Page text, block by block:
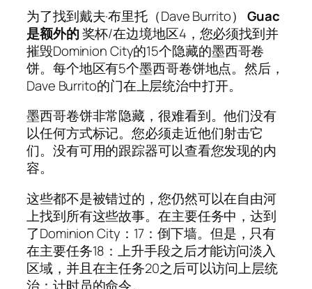
为了找到戴夫·布里托（Dave Burrito） Guac
是额外的奖杯/在边境地区4，您必须找到并
摧毁Dominion City的15个隐藏的墨西哥卷
饼。每个地区有5个墨西哥卷饼地点。然后，
Dave Burrito的门在上层统治中打开。
墨西哥卷饼非常隐藏，很难看到。他们没有
以任何方式标记。您必须走近他们射击它
们。没有可用的跟踪器可以查看您发现的内
容。
这些都不是被错过的，您仍然可以在自由河
上找到所有这些故事。在主要任务中，达到
了Dominion City：17：倒下墙。但是，只有
在主要任务18：上升手段之后才能访问淡入
区域，并且在主任务20之后可以访问上层统
治：计时员的命令。